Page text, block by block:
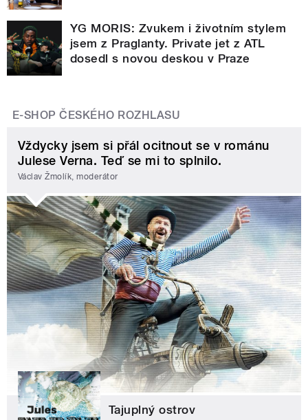
YG MORIS: Zvukem i životním stylem
jsem z Praglanty. Private jet z ATL
dosedl s novou deskou v Praze
E-SHOP ČESKÉHO ROZHLASU
Vždycky jsem si přál ocitnout se v románu
Julese Verna. Teď se mi to splnilo.
Václav Žmolík, moderátor
Tajuplný ostrov